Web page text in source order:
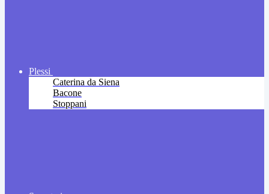
Plessi
Caterina da Siena
Bacone
Stoppani